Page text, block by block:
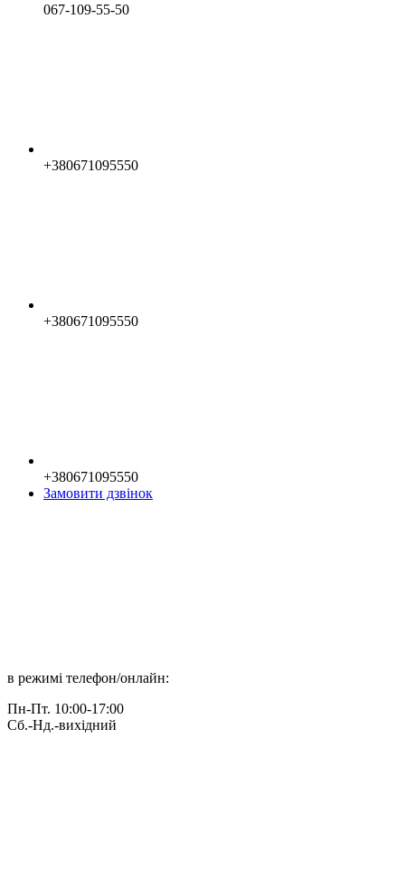
067-109-55-50
+380671095550
+380671095550
+380671095550
Замовити дзвінок
в режимі телефон/онлайн:
Пн-Пт. 10:00-17:00
Сб.-Нд.-вихідний